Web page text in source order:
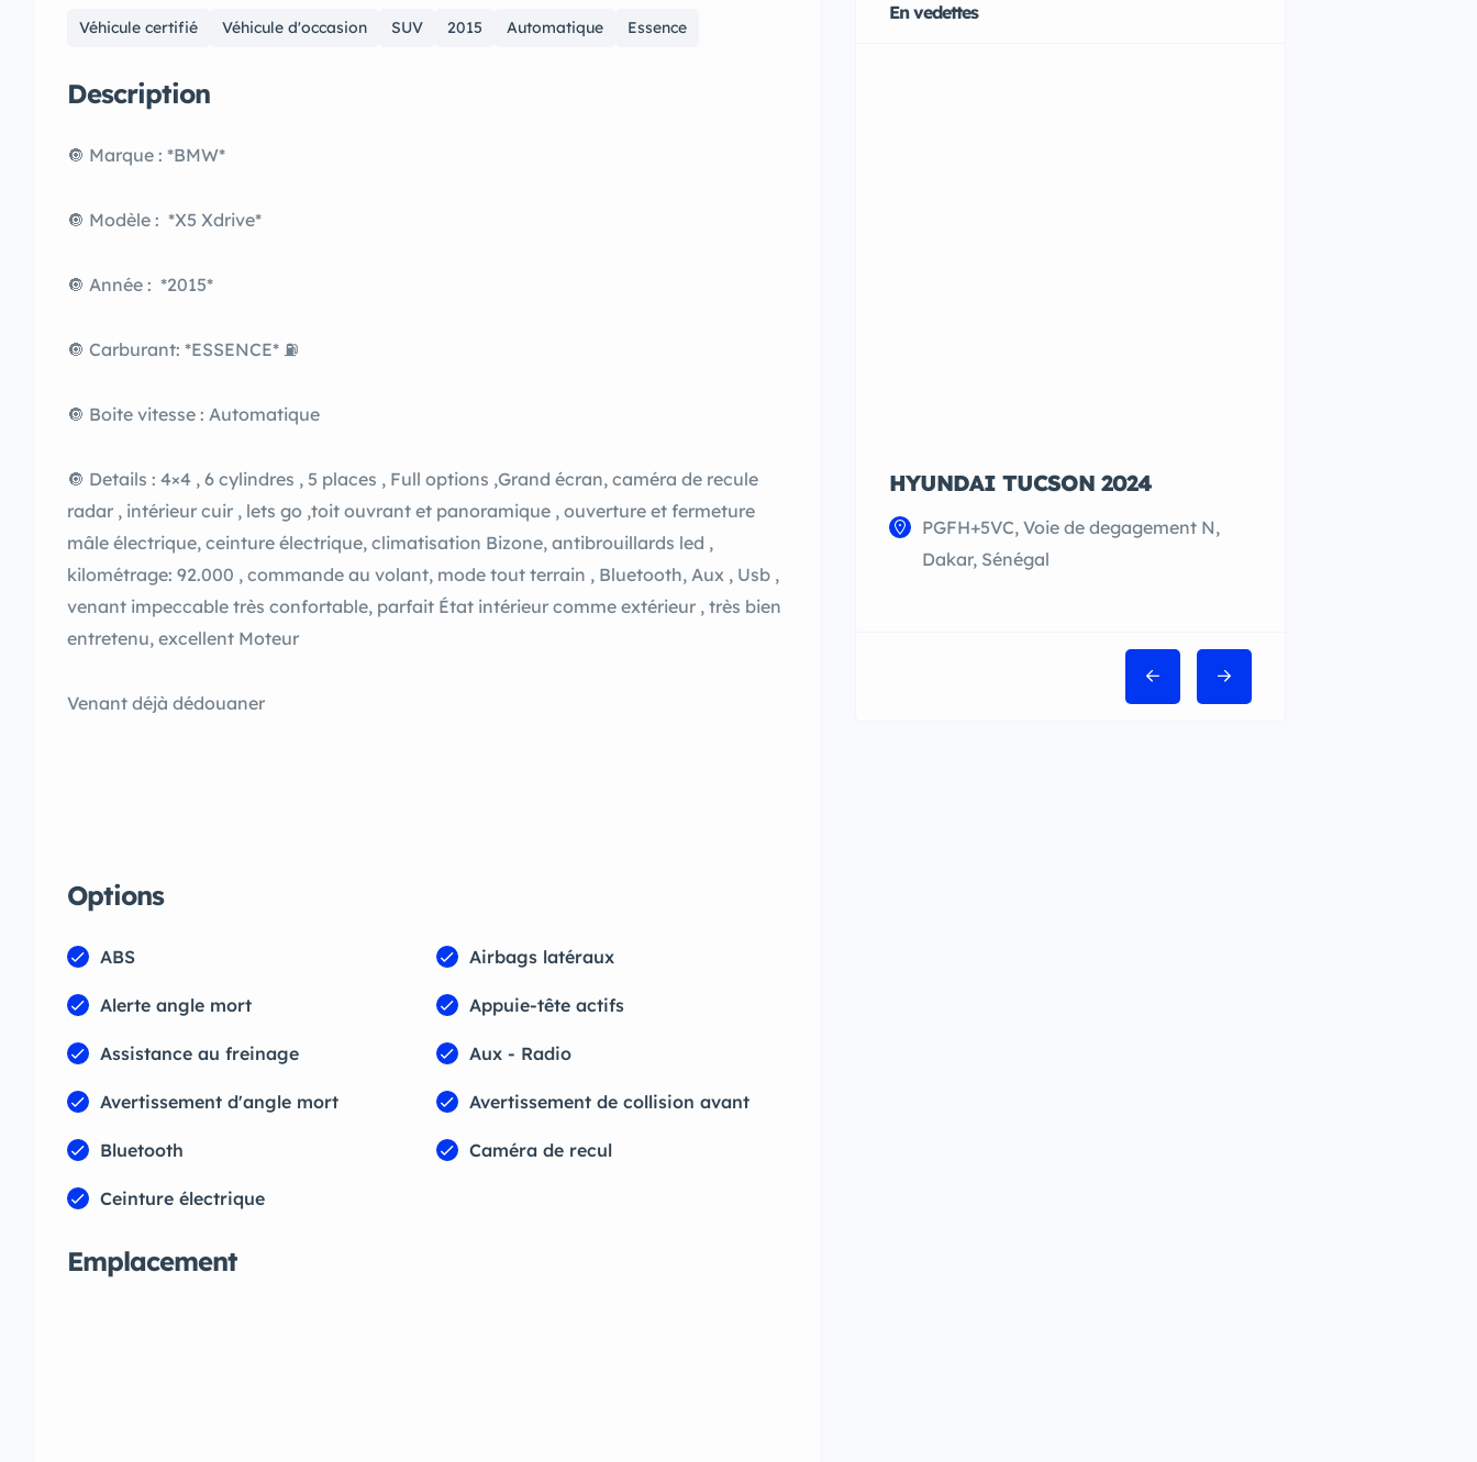
Véhicule certifié Véhicule d'occasion SUV 2015 Automatique Essence
Description
🔘 Marque : *BMW*
🔘 Modèle : *X5 Xdrive*
🔘 Année : *2015*
🔘 Carburant: *ESSENCE* ⛽️
🔘 Boite vitesse : Automatique
🔘 Details : 4×4 , 6 cylindres , 5 places , Full options ,Grand écran, caméra de recule
radar , intérieur cuir , lets go ,toit ouvrant et panoramique , ouverture et fermeture
mâle électrique, ceinture électrique, climatisation Bizone, antibrouillards led ,
kilométrage: 92.000 , commande au volant, mode tout terrain , Bluetooth, Aux , Usb ,
venant impeccable très confortable, parfait État intérieur comme extérieur , très bien
entretenu, excellent Moteur
Venant déjà dédouaner
Options
ABS Airbags latéraux
Alerte angle mort Appuie-tête actifs
Assistance au freinage Aux - Radio
Avertissement d'angle mort Avertissement de collision avant
Bluetooth Caméra de recul
Ceinture électrique
Emplacement
En vedettes
HYUNDAI TUCSON 2024
PGFH+5VC, Voie de degagement N,
Dakar, Sénégal